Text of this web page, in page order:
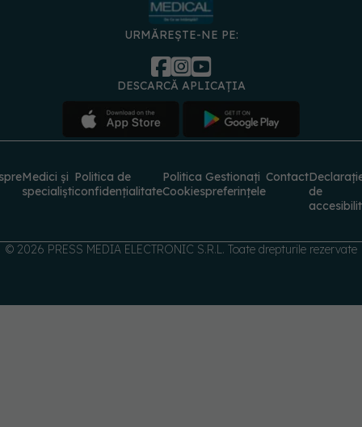
URMĂREȘTE-NE PE:
DESCARCĂ APLICAȚIA
Medici și
specialiști
Politica de
confidențialitate
Politica
Cookies
Gestionați
preferințele
Contact
de
© 2026 PRESS MEDIA ELECTRONIC S.R.L. Toate drepturile rezervate